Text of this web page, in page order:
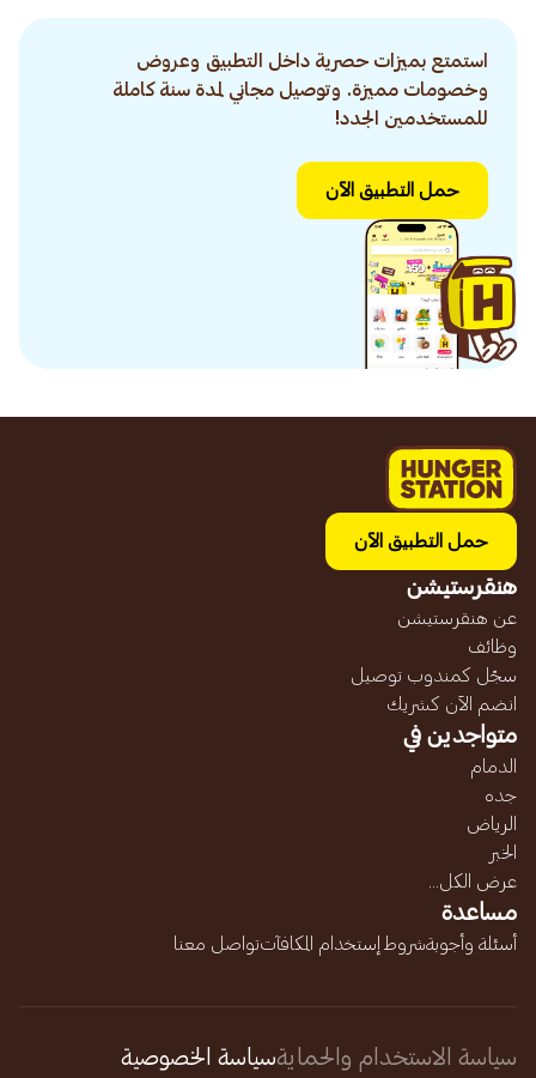
استمتع بميزات حصرية داخل التطبيق وعروض
وخصومات مميزة. وتوصيل مجاني لمدة سنة كاملة
للمستخدمين الجدد!
حمل التطبيق الآن
حمل التطبيق الآن
هنقرستيشن
عن هنقرستيشن
وظائف
سجّل كمندوب توصيل
انضم الآن كشريك
متواجدين في
الدمام
جده
الرياض
الخبر
عرض الكل...
مساعدة
أسئلة وأجوبةشروط إستخدام المكافآتتواصل معنا
سياسة الاستخدام والحمايةسياسة الخصوصية